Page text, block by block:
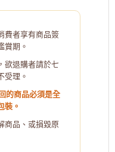
費者享有商品簽
賞期。
欲退購者請於七
受理。
的商品必須是全
裝。
商品、或損毀原